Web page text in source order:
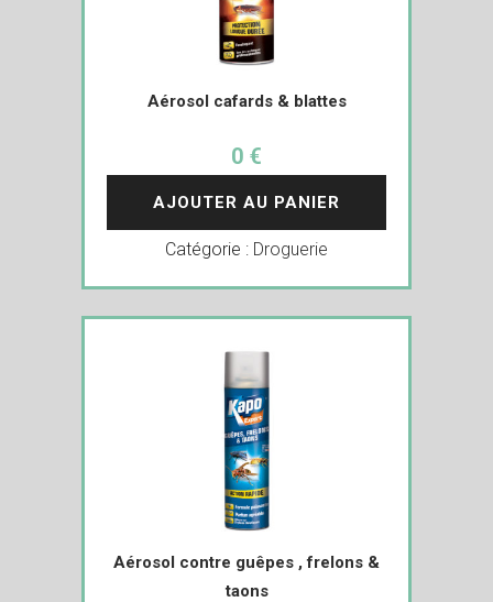
Aérosol cafards & blattes
0 €
AJOUTER AU PANIER
Catégorie : Droguerie
Aérosol contre guêpes , frelons &
taons